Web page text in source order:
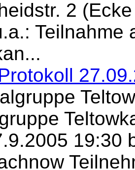
2
Teilnahme
19:30